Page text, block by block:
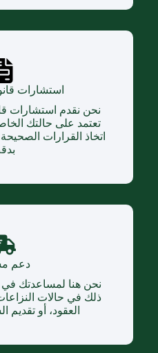
استشارات
نحن نقدم استشارات
تعتمد على حالتك
اتخاذ القرارات
دعم
نحن هنا لمساعدتك
ذلك في حالات
العقود، أو تقديم